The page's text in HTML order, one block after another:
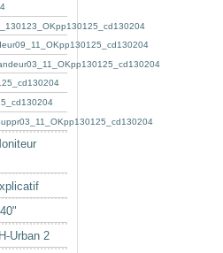
Urban 2